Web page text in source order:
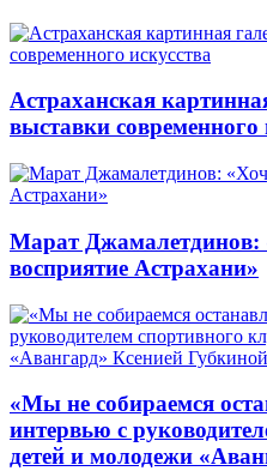
Астраханская
выставки современного
Марат Джамалетдинов:
восприятие Астрахани»
«Мы не собираемся
интервью с
детей и молодежи